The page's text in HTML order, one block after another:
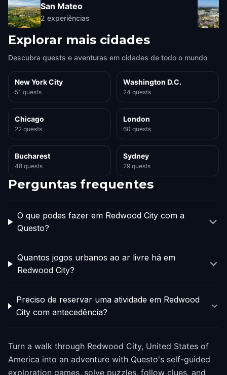
San Mateo
2 experiências
Explorar mais cidades
Descubra quests e aventuras em cidades de todo o mundo
New York City
51 quests
Washington D.C.
24 quests
Chicago
22 quests
London
60 quests
Bucharest
48 quests
Sydney
29 quests
Perguntas frequentes
O que podes fazer em Redwood City com a
Questo?
Quantos jogos urbanos ao ar livre há em
Redwood City?
Preciso de reservar uma atividade em Redwood
City com antecedência?
Turn a walk through Redwood City, United States of
America into an adventure with Questo's self-guided
exploration games, solve puzzles, follow clues, and